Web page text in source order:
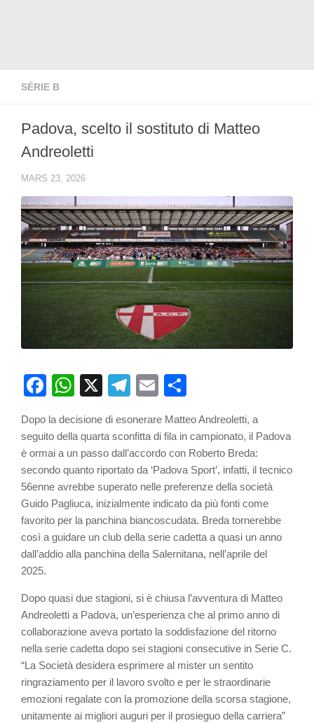
SÉRIE B
Padova, scelto il sostituto di Matteo
Andreoletti
MARS 23, 2026
Facebook
WhatsApp
X Telegram
Email
Dopo la decisione di esonerare Matteo Andreoletti, a
seguito della quarta sconfitta di fila in campionato, il Padova
è ormai a un passo dall’accordo con Roberto Breda:
secondo quanto riportato da ‘Padova Sport’, infatti, il tecnico
56enne avrebbe superato nelle preferenze della società
Guido Pagliuca, inizialmente indicato da più fonti come
favorito per la panchina biancoscudata. Breda tornerebbe
così a guidare un club della serie cadetta a quasi un anno
dall’addio alla panchina della Salernitana, nell’aprile del
2025.
Dopo quasi due stagioni, si è chiusa l’avventura di Matteo
Andreoletti a Padova, un’esperienza che al primo anno di
collaborazione aveva portato la soddisfazione del ritorno
nella serie cadetta dopo sei stagioni consecutive in Serie C.
“La Società desidera esprimere al mister un sentito
ringraziamento per il lavoro svolto e per le straordinarie
emozioni regalate con la promozione della scorsa stagione,
unitamente ai migliori auguri per il prosieguo della carriera”